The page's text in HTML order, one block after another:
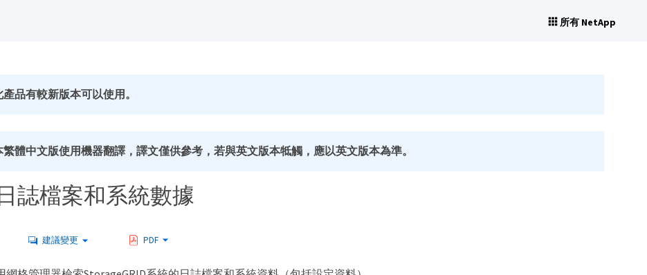
所有 NetApp
產品有較新版本可以使用。
繁體中文版使用機器翻譯，譯文僅供參考，若與英文版本牴觸，應以英文版本為準。
誌檔案和系統數據
建議變更 PDF